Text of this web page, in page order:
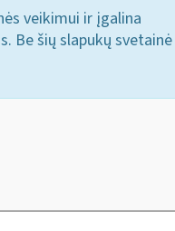
veikimui ir įgalina
Be šių slapukų svetainė